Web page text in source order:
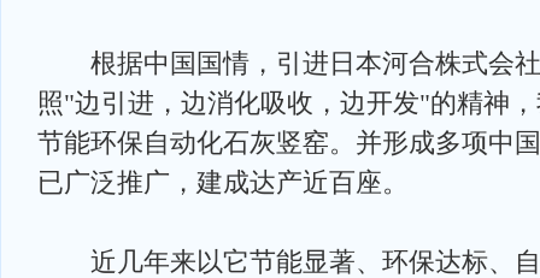
根据中国国情，引进日本河合株式会社
照"边引进，边消化吸收，边开发"的精神
节能环保自动化石灰竖窑。并形成多项中
已广泛推广，建成达产近百座。
近几年来以它节能显著、环保达标、自